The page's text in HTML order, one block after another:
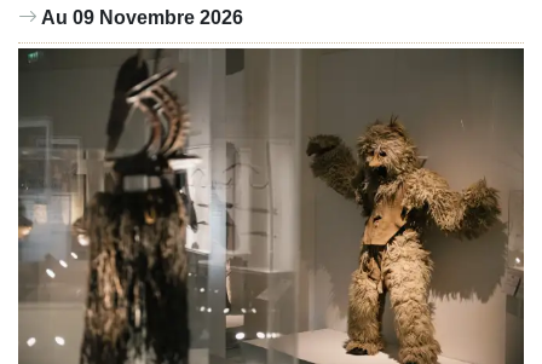
Au 09 Novembre 2026